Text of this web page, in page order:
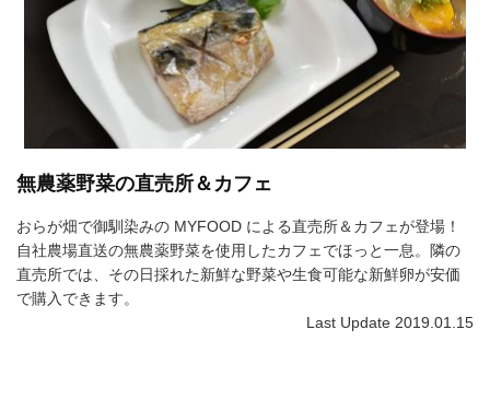
無農薬野菜の直売所＆カフェ
おらが畑で御馴染みの MYFOOD による直売所＆カフェが登場！
自社農場直送の無農薬野菜を使用したカフェでほっと一息。隣の
直売所では、その日採れた新鮮な野菜や生食可能な新鮮卵が安価
で購入できます。
Last Update 2019.01.15